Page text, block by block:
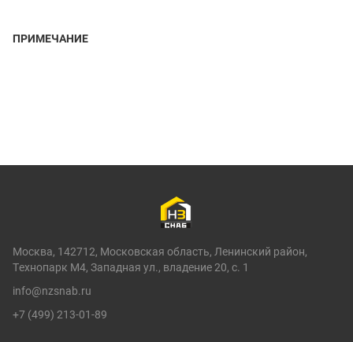
ПРИМЕЧАНИЕ
Москва, 142712, Московская область, Ленинский район,
Технопарк М4, Западная ул., владение 20, с. 1
info@nzsnab.ru
+7 (499) 213-01-89